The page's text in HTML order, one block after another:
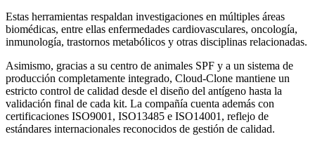
Estas herramientas respaldan investigaciones en múltiples áreas
biomédicas, entre ellas enfermedades cardiovasculares, oncología,
inmunología, trastornos metabólicos y otras disciplinas relacionadas.
Asimismo, gracias a su centro de animales SPF y a un sistema de
producción completamente integrado, Cloud-Clone mantiene un
estricto control de calidad desde el diseño del antígeno hasta la
validación final de cada kit. La compañía cuenta además con
certificaciones ISO9001, ISO13485 e ISO14001, reflejo de
estándares internacionales reconocidos de gestión de calidad.